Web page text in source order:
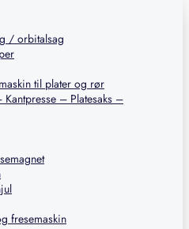
/ orbitalsag
til plater og rør
– Platesaks –
fresemaskin